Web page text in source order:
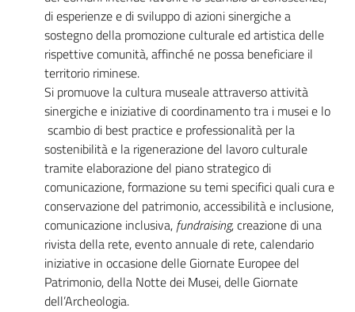
di esperienze e di sviluppo di azioni sinergiche a
sostegno della promozione culturale ed artistica delle
rispettive comunità, affinché ne possa beneficiare il
territorio riminese.
Si promuove la cultura museale attraverso attività
sinergiche e iniziative di coordinamento tra i musei e lo
scambio di best practice e professionalità per la
sostenibilità e la rigenerazione del lavoro culturale
tramite elaborazione del piano strategico di
comunicazione, formazione su temi specifici quali cura e
conservazione del patrimonio, accessibilità e inclusione,
comunicazione inclusiva, fundraising, creazione di una
rivista della rete, evento annuale di rete, calendario
iniziative in occasione delle Giornate Europee del
Patrimonio, della Notte dei Musei, delle Giornate
dell’Archeologia.